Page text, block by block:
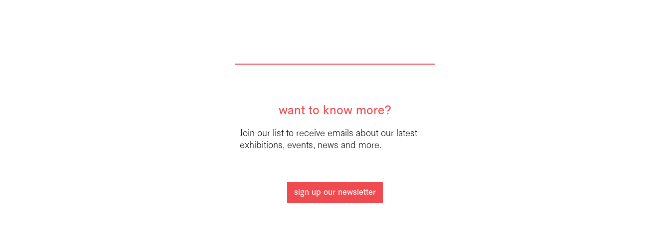
want to know more?
Join our list to receive emails about our latest
exhibitions, events, news and more.
sign up our newsletter